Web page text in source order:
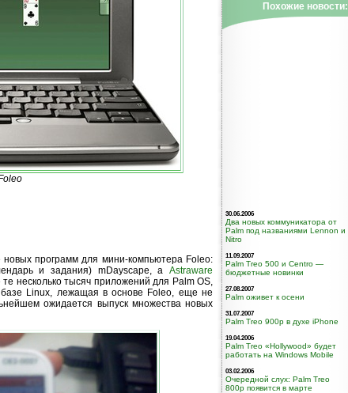
новых программ для мини-компьютера Foleo:
и задания) mDayscape, а Astraware
несколько тысяч приложений для Palm OS,
Linux, лежащая в основе Foleo, еще не
ожидается выпуск множества новых
Похожие новости:
30.06.2006
Два новых коммуникатора от
Palm под названиями Lennon и
Nitro
11.09.2007
Palm Treo 500 и Centro —
бюджетные новинки
27.08.2007
Palm оживет к осени
31.07.2007
Palm Treo 900p в духе iPhone
19.04.2006
Palm Treo «Hollywood» будет
работать на Windows Mobile
03.02.2006
Очередной слух: Palm Treo
800p появится в марте